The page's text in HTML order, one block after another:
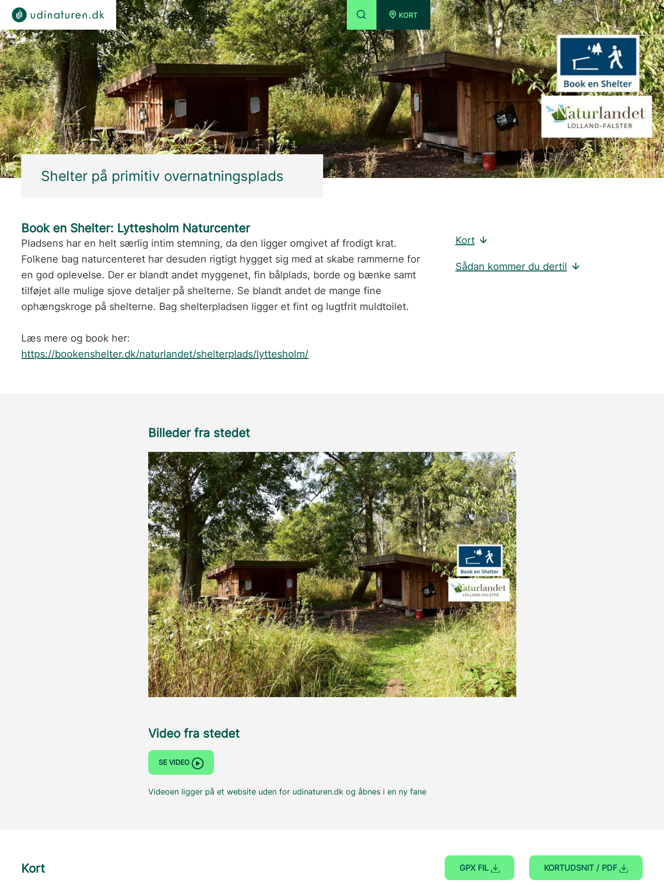
KORT
Shelter på primitiv overnatningsplads
Book en Shelter: Lyttesholm Naturcenter
Pladsens har en helt særlig intim stemning, da den ligger omgivet af frodigt krat.
Folkene bag naturcenteret har desuden rigtigt hygget sig med at skabe rammerne for
en god oplevelse. Der er blandt andet myggenet, fin bålplads, borde og bænke samt
tilføjet alle mulige sjove detaljer på shelterne. Se blandt andet de mange fine
ophængskroge på shelterne. Bag shelterpladsen ligger et fint og lugtfrit muldtoilet.
Læs mere og book her:
https://bookenshelter.dk/naturlandet/shelterplads/lyttesholm/
Kort
Sådan kommer du dertil
Billeder fra stedet
Video fra stedet
SE VIDEO
Videoen ligger på et website uden for udinaturen.dk og åbnes i en ny fane
Kort GPX FIL KORTUDSNIT / PDF